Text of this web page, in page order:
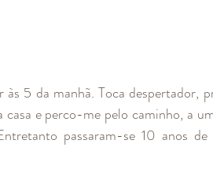
5 da manhã. Toca despertador,
e perco-me pelo caminho, a
passaram-se 10 anos de